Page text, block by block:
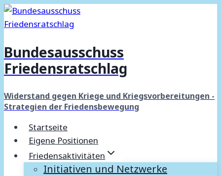
Zum
Inhalt
Bundesausschuss
Friedensratschlag
Widerstand gegen Kriege und Kriegsvorbereitungen -
Strategien der Friedensbewegung
Startseite
Eigene Positionen
Friedensaktivitäten
Initiativen und Netzwerke